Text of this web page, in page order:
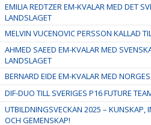
EMILIA REDTZER EM-KVALAR MED DET
LANDSLAGET
MELVIN VUCENOVIC PERSSON KALLAD
AHMED SAEED EM-KVALAR MED
LANDSLAGET
BERNARD EIDE EM-KVALAR MED
DIF-DUO TILL SVERIGES P16 FUTURE
UTBILDNINGSVECKAN 2025 – KUNSKAP,
OCH GEMENSKAP!